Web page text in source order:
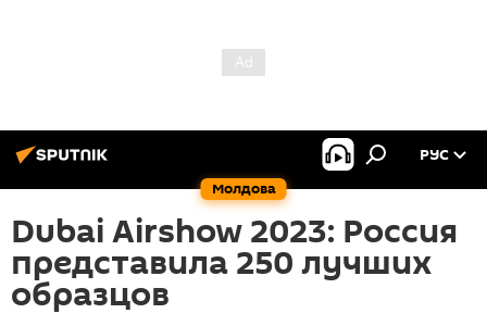
Молдова
РУС
Dubai Airshow 2023: Россия
представила 250 лучших
образцов